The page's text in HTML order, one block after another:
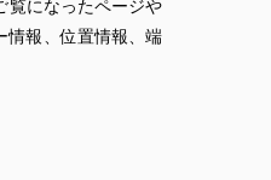
覧になったページや
情報、位置情報、端